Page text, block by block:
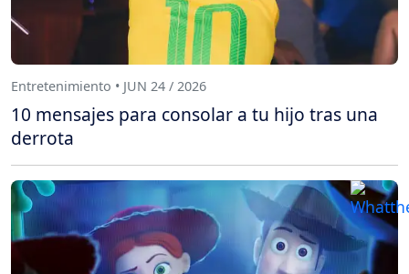
Entretenimiento • JUN 24 / 2026
10 mensajes para consolar a tu hijo tras una
derrota